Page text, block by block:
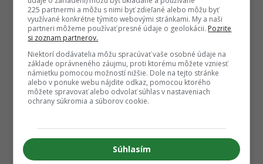
225 partnermi a môžu s nimi byť zdieľané alebo môžu byť
využívané konkrétne týmito webovými stránkami. My a naši
partneri môžeme používať presné údaje o geolokácii. Pozrite
si zoznam partnerov.
Niektorí dodávatelia môžu spracúvať vaše osobné údaje na
základe oprávneného záujmu, proti ktorému môžete vzniesť
námietku pomocou možností nižšie. Dole na tejto stránke
alebo v ponuke webu nájdite odkaz, pomocou ktorého
môžete spravovať alebo odvolať súhlas v nastaveniach
ochrany súkromia a súborov cookie.
Súhlasím